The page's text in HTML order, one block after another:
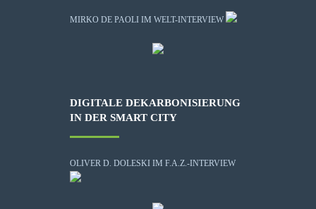
MIRKO DE PAOLI IM WELT-INTERVIEW
DIGITALE DEKARBONISIERUNG
IN DER SMART CITY
OLIVER D. DOLESKI IM F.A.Z.-INTERVIEW